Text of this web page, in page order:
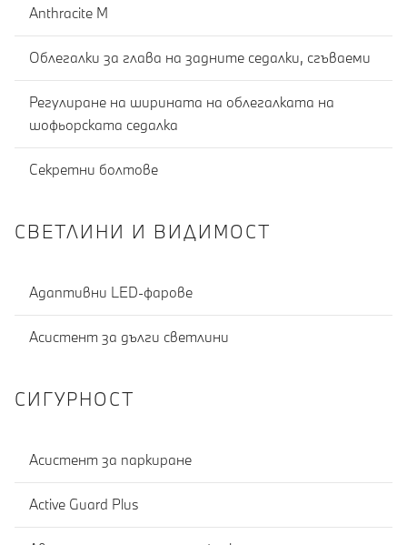
Anthracite M
Облегалки за глава на задните седалки, сгъваеми
Регулиране на ширината на облегалката на
шофьорската седалка
Секретни болтове
СВЕТЛИНИ И ВИДИМОСТ
Адаптивни LED-фарове
Асистент за дълги светлини
СИГУРНОСТ
Асистент за паркиране
Active Guard Plus